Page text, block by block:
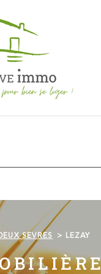
SEVRES LEZAY